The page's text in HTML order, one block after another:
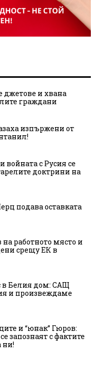
джетове и хвана
граждани
изпържени от
с Русия се
доктрини на
подава оставката
на работното място и
срещу ЕК в
в Белия дом: САЩ
и произвеждаме
и “юнак” Гюров:
запознаят с фактите
ни!